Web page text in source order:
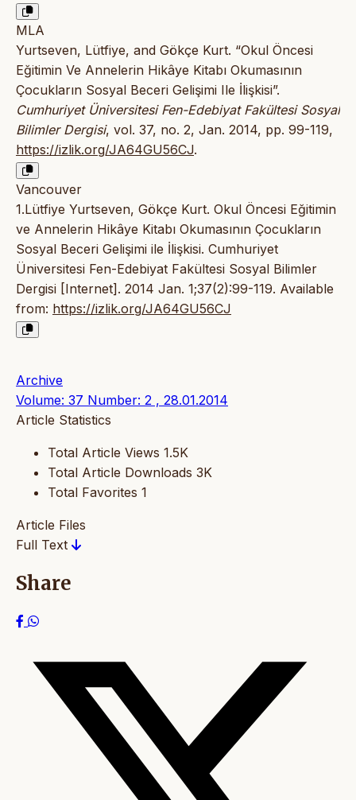
MLA
Yurtseven, Lütfiye, and Gökçe Kurt. “Okul Öncesi
Eğitimin Ve Annelerin Hikâye Kitabı Okumasının
Çocukların Sosyal Beceri Gelişimi Ile İlişkisi”.
Cumhuriyet Üniversitesi Fen-Edebiyat Fakültesi Sosyal
Bilimler Dergisi, vol. 37, no. 2, Jan. 2014, pp. 99-119,
https://izlik.org/JA64GU56CJ.
Vancouver
1.Lütfiye Yurtseven, Gökçe Kurt. Okul Öncesi Eğitimin
ve Annelerin Hikâye Kitabı Okumasının Çocukların
Sosyal Beceri Gelişimi ile İlişkisi. Cumhuriyet
Üniversitesi Fen-Edebiyat Fakültesi Sosyal Bilimler
Dergisi [Internet]. 2014 Jan. 1;37(2):99-119. Available
from: https://izlik.org/JA64GU56CJ
Archive
Volume: 37 Number: 2 , 28.01.2014
Article Statistics
Total Article Views 1.5K
Total Article Downloads 3K
Total Favorites 1
Article Files
Full Text
Share